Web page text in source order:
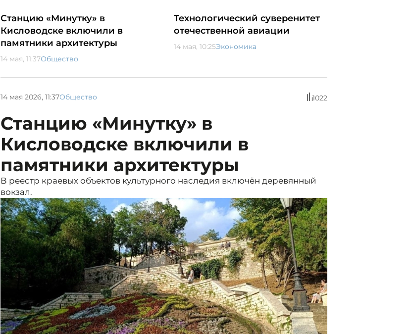
Станцию «Минутку» в
Кисловодске включили в
памятники архитектуры
14 мая, 11:37Общество
Технологический суверенитет
отечественной авиации
14 мая, 10:25Экономика
14 мая 2026, 11:37Общество 1022
Станцию «Минутку» в
Кисловодске включили в
памятники архитектуры
В реестр краевых объектов культурного наследия включён деревянный
вокзал.